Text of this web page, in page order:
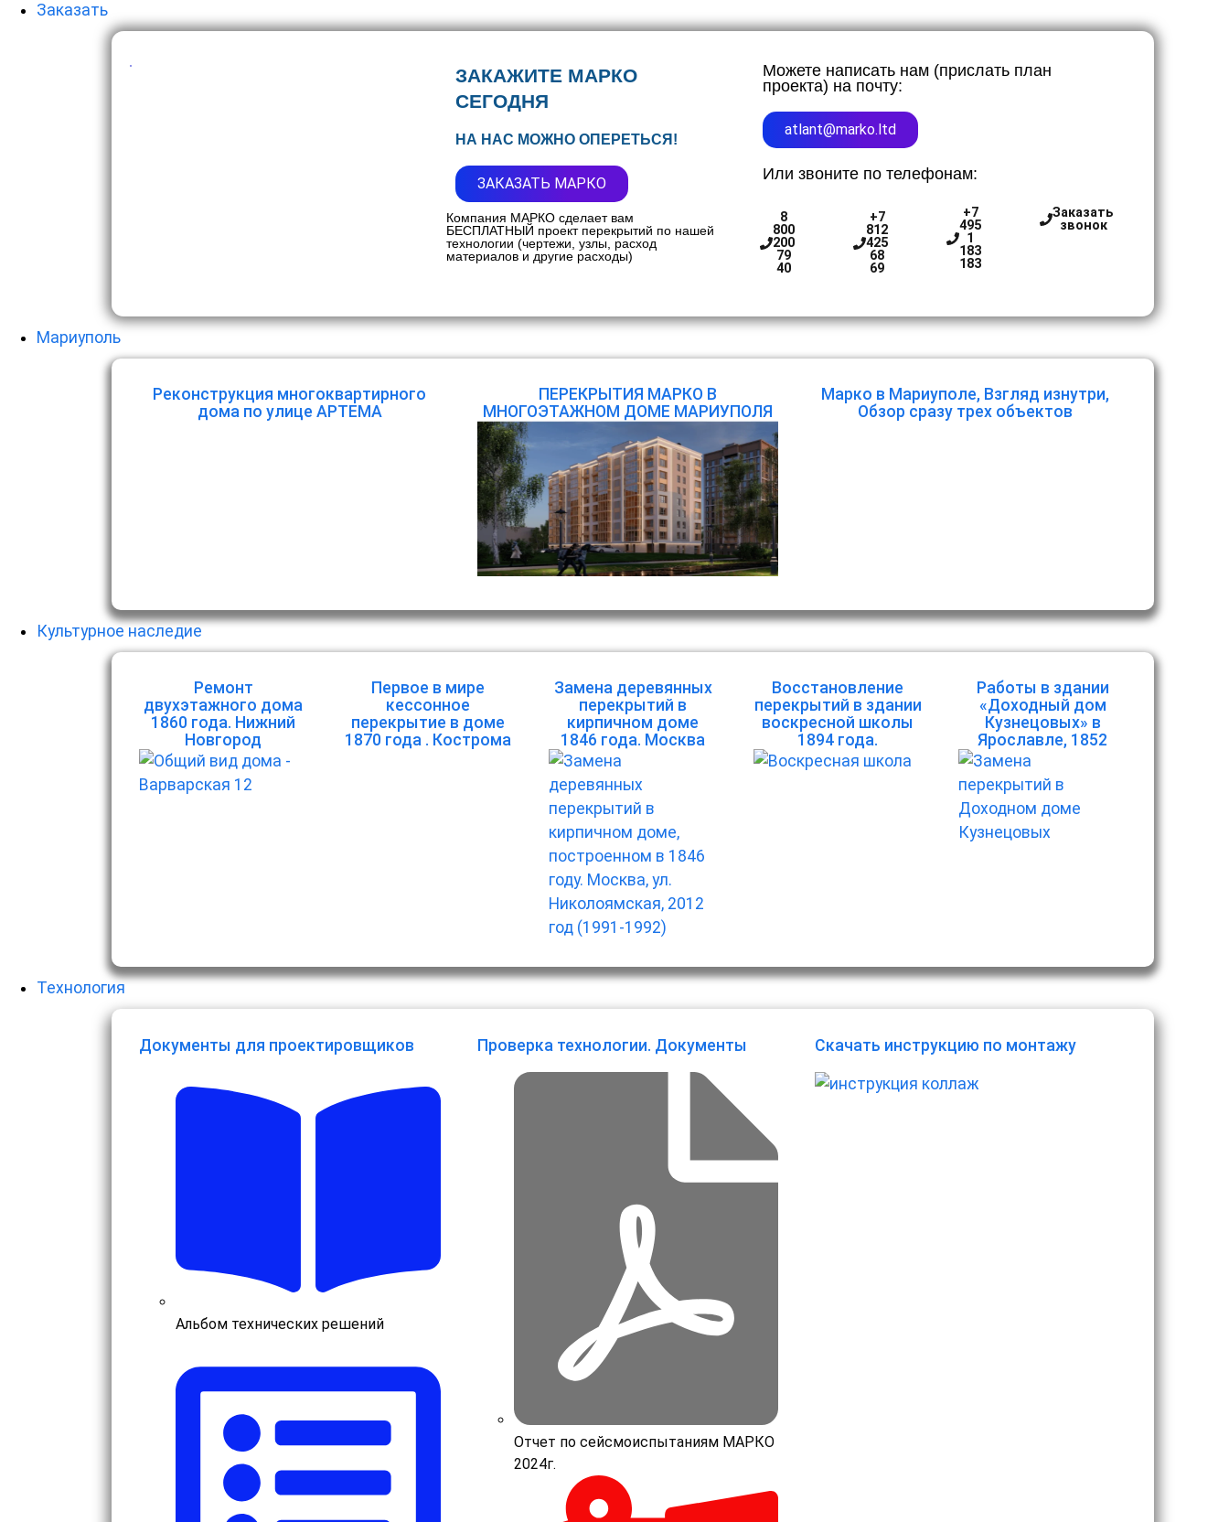
Заказать
ЗАКАЖИТЕ МАРКО
СЕГОДНЯ
НА НАС МОЖНО ОПЕРЕТЬСЯ!
ЗАКАЗАТЬ МАРКО
Компания МАРКО сделает вам
БЕСПЛАТНЫЙ проект перекрытий по нашей
технологии (чертежи, узлы, расход
материалов и другие расходы)
Можете написать нам (прислать план
проекта) на почту:
atlant@marko.ltd
Или звоните по телефонам:
8
800
200
79
40
+7
812
425
68
69
+7
495
1
183
183
Заказать
звонок
Мариуполь
Реконструкция многоквартирного
дома по улице АРТЕМА
ПЕРЕКРЫТИЯ МАРКО В
МНОГОЭТАЖНОМ ДОМЕ МАРИУПОЛЯ
Марко в Мариуполе, Взгляд изнутри,
Обзор сразу трех объектов
Культурное наследие
Ремонт
двухэтажного дома
1860 года. Нижний
Новгород
Первое в мире
кессонное
перекрытие в доме
1870 года . Кострома
Замена деревянных
перекрытий в
кирпичном доме
1846 года. Москва
Восстановление
перекрытий в здании
воскресной школы
1894 года.
Работы в здании
«Доходный дом
Кузнецовых» в
Ярославле, 1852
Технология
Документы для проектировщиков
Альбом технических решений
Проверка технологии. Документы
Отчет по сейсмоиспытаниям МАРКО
2024г.
Скачать инструкцию по монтажу